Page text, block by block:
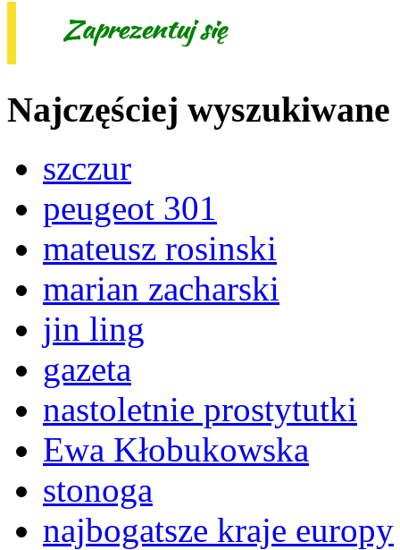
Najczęściej wyszukiwane
szczur
peugeot 301
mateusz rosinski
marian zacharski
jin ling
gazeta
nastoletnie prostytutki
Ewa Kłobukowska
stonoga
najbogatsze kraje europy